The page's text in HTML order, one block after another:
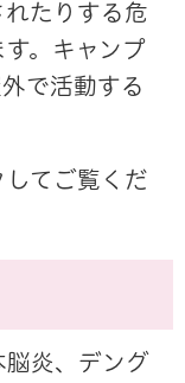
たりする危
。キャンプ
で活動する
てご覧くだ
炎、デング